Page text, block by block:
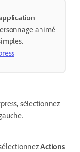
animé
sélectionnez
Actions